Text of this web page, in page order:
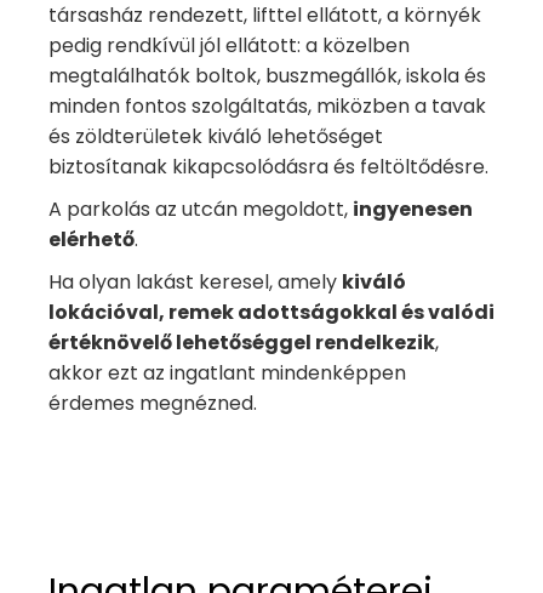
társasház rendezett, lifttel ellátott, a környék
pedig rendkívül jól ellátott: a közelben
megtalálhatók boltok, buszmegállók, iskola és
minden fontos szolgáltatás, miközben a tavak
és zöldterületek kiváló lehetőséget
biztosítanak kikapcsolódásra és feltöltődésre.
A parkolás az utcán megoldott, ingyenesen
elérhető.
Ha olyan lakást keresel, amely kiváló
lokációval, remek adottságokkal és valódi
értéknövelő lehetőséggel rendelkezik,
akkor ezt az ingatlant mindenképpen
érdemes megnézned.